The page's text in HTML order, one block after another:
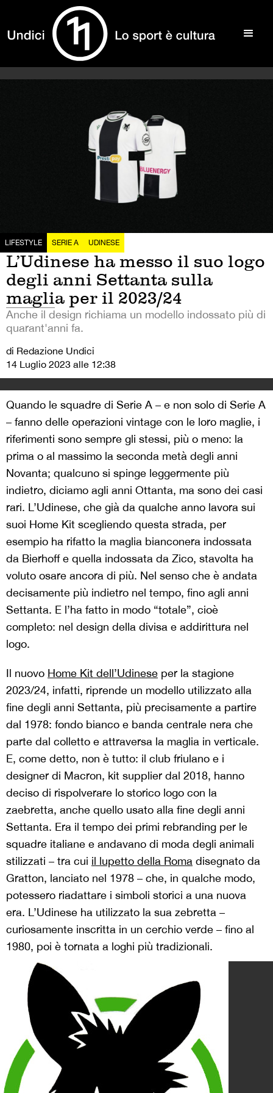
LIFESTYLE SERIE A UDINESE
L’Udinese ha messo il suo logo
degli anni Settanta sulla
maglia per il 2023/24
Anche il design richiama un modello indossato più di
quarant'anni fa.
di Redazione Undici
14 Luglio 2023 alle 12:38
Quando le squadre di Serie A – e non solo di Serie A
– fanno delle operazioni vintage con le loro maglie, i
riferimenti sono sempre gli stessi, più o meno: la
prima o al massimo la seconda metà degli anni
Novanta; qualcuno si spinge leggermente più
indietro, diciamo agli anni Ottanta, ma sono dei casi
rari. L’Udinese, che già da qualche anno lavora sui
suoi Home Kit scegliendo questa strada, per
esempio ha rifatto la maglia bianconera indossata
da Bierhoff e quella indossata da Zico, stavolta ha
voluto osare ancora di più. Nel senso che è andata
decisamente più indietro nel tempo, fino agli anni
Settanta. E l’ha fatto in modo “totale”, cioè
completo: nel design della divisa e addirittura nel
logo.
Il nuovo Home Kit dell’Udinese per la stagione
2023/24, infatti, riprende un modello utilizzato alla
fine degli anni Settanta, più precisamente a partire
dal 1978: fondo bianco e banda centrale nera che
parte dal colletto e attraversa la maglia in verticale.
E, come detto, non è tutto: il club friulano e i
designer di Macron, kit supplier dal 2018, hanno
deciso di rispolverare lo storico logo con la
zaebretta, anche quello usato alla fine degli anni
Settanta. Era il tempo dei primi rebranding per le
squadre italiane e andavano di moda degli animali
stilizzati – tra cui il lupetto della Roma disegnato da
Gratton, lanciato nel 1978 – che, in qualche modo,
potessero riadattare i simboli storici a una nuova
era. L’Udinese ha utilizzato la sua zebretta –
curiosamente inscritta in un cerchio verde – fino al
1980, poi è tornata a loghi più tradizionali.